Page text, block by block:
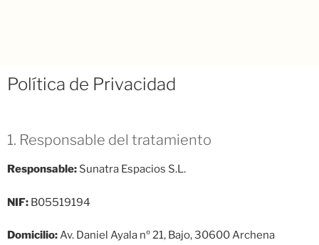
Política de Privacidad
1. Responsable del tratamiento
Responsable: Sunatra Espacios S.L.
NIF: B05519194
Domicilio:Av. Daniel Ayala nº 21, Bajo, 30600 Archena